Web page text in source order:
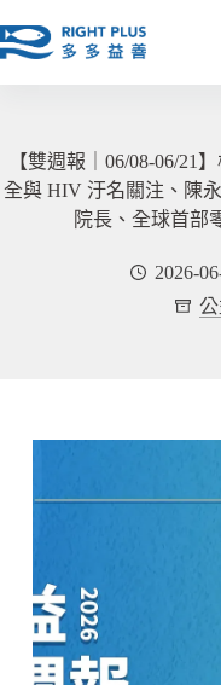
至
【雙週報｜06/08-06/21
全與 HIV 汙名關注、陳
院長、全球首部
2026-